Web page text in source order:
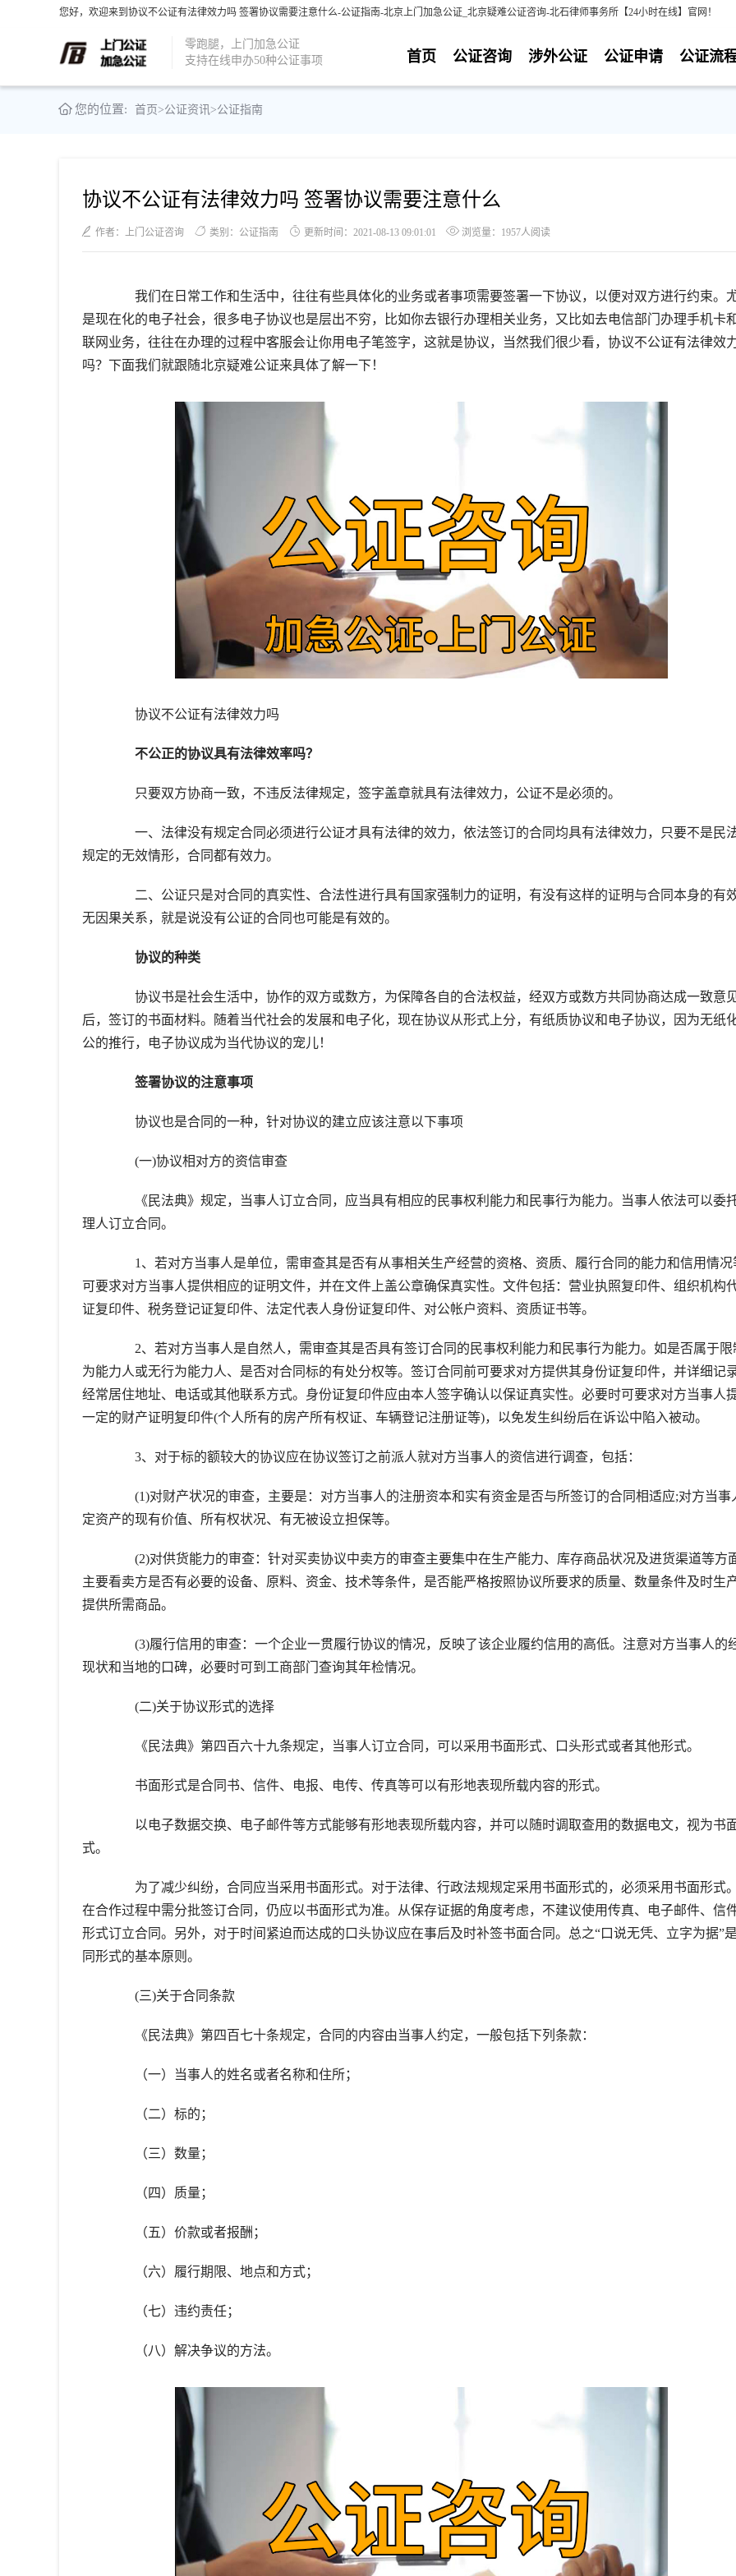
您好，欢迎来到协议不公证有法律效力吗 签署协议需要注意什么-公证指南-北京上门加急公证_北京疑难公证咨询-北石律师事务所【24小时在线】官网！
零跑腿，上门加急公证
支持在线申办50种公证事项
公证流
公证申请
涉外公证
公证咨询
首页
您的位置: 首页>公证资讯>公证指南
协议不公证有法律效力吗 签署协议需要注意什么
作者：上门公证咨询 类别：公证指南 更新时间：2021-08-13 09:01:01 浏览量：1957人阅读
我们在日常工作和生活中，往往有些具体化的业务或者事项需要签署一下协议，以便对双方进行约束。
是现在化的电子社会，很多电子协议也是层出不穷，比如你去银行办理相关业务，又比如去电信部门办理手机卡
联网业务，往往在办理的过程中客服会让你用电子笔签字，这就是协议，当然我们很少看，协议不公证有法律效
吗？下面我们就跟随北京疑难公证来具体了解一下！
协议不公证有法律效力吗
不公正的协议具有法律效率吗？
只要双方协商一致，不违反法律规定，签字盖章就具有法律效力，公证不是必须的。
一、法律没有规定合同必须进行公证才具有法律的效力，依法签订的合同均具有法律效力，只要不是民
规定的无效情形，合同都有效力。
二、公证只是对合同的真实性、合法性进行具有国家强制力的证明，有没有这样的证明与合同本身的有
无因果关系，就是说没有公证的合同也可能是有效的。
协议的种类
协议书是社会生活中，协作的双方或数方，为保障各自的合法权益，经双方或数方共同协商达成一致意
后，签订的书面材料。随着当代社会的发展和电子化，现在协议从形式上分，有纸质协议和电子协议，因为无纸
公的推行，电子协议成为当代协议的宠儿！
签署协议的注意事项
协议也是合同的一种，针对协议的建立应该注意以下事项
(一)协议相对方的资信审查
《民法典》规定，当事人订立合同，应当具有相应的民事权利能力和民事行为能力。当事人依法可以委
理人订立合同。
1、若对方当事人是单位，需审查其是否有从事相关生产经营的资格、资质、履行合同的能力和信用情况
可要求对方当事人提供相应的证明文件，并在文件上盖公章确保真实性。文件包括：营业执照复印件、组织机构
证复印件、税务登记证复印件、法定代表人身份证复印件、对公帐户资料、资质证书等。
2、若对方当事人是自然人，需审查其是否具有签订合同的民事权利能力和民事行为能力。如是否属于限
为能力人或无行为能力人、是否对合同标的有处分权等。签订合同前可要求对方提供其身份证复印件，并详细记
经常居住地址、电话或其他联系方式。身份证复印件应由本人签字确认以保证真实性。必要时可要求对方当事人
一定的财产证明复印件(个人所有的房产所有权证、车辆登记注册证等)，以免发生纠纷后在诉讼中陷入被动。
3、对于标的额较大的协议应在协议签订之前派人就对方当事人的资信进行调查，包括：
(1)对财产状况的审查，主要是：对方当事人的注册资本和实有资金是否与所签订的合同相适应;对方当事
定资产的现有价值、所有权状况、有无被设立担保等。
(2)对供货能力的审查：针对买卖协议中卖方的审查主要集中在生产能力、库存商品状况及进货渠道等方
主要看卖方是否有必要的设备、原料、资金、技术等条件，是否能严格按照协议所要求的质量、数量条件及时生
提供所需商品。
(3)履行信用的审查：一个企业一贯履行协议的情况，反映了该企业履约信用的高低。注意对方当事人的
现状和当地的口碑，必要时可到工商部门查询其年检情况。
(二)关于协议形式的选择
《民法典》第四百六十九条规定，当事人订立合同，可以采用书面形式、口头形式或者其他形式。
书面形式是合同书、信件、电报、电传、传真等可以有形地表现所载内容的形式。
以电子数据交换、电子邮件等方式能够有形地表现所载内容，并可以随时调取查用的数据电文，视为书
式。
为了减少纠纷，合同应当采用书面形式。对于法律、行政法规规定采用书面形式的，必须采用书面形式
在合作过程中需分批签订合同，仍应以书面形式为准。从保存证据的角度考虑，不建议使用传真、电子邮件、信
形式订立合同。另外，对于时间紧迫而达成的口头协议应在事后及时补签书面合同。总之“口说无凭、立字为据”
同形式的基本原则。
(三)关于合同条款
《民法典》第四百七十条规定，合同的内容由当事人约定，一般包括下列条款：
（一）当事人的姓名或者名称和住所；
（二）标的；
（三）数量；
（四）质量；
（五）价款或者报酬；
（六）履行期限、地点和方式；
（七）违约责任；
（八）解决争议的方法。